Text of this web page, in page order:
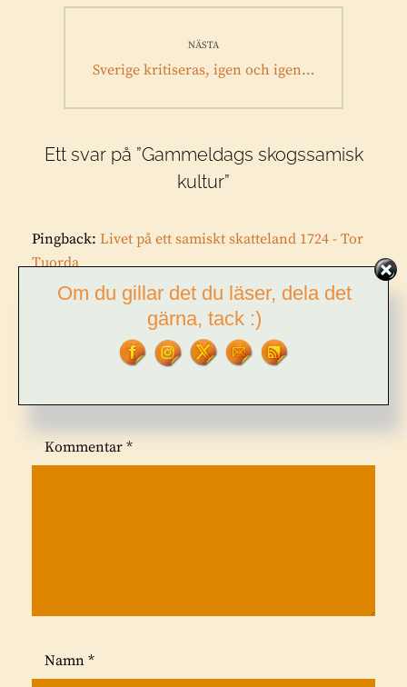
NÄSTA
Nästa
Sverige kritiseras, igen och igen…
Ett svar på ”Gammeldags skogssamisk
kultur”
Pingback: Livet på ett samiskt skatteland 1724 - Tor
Tuorda
LÄMNA ETT SVAR
märkta*
Kommentar *
Namn *
Om du gillar det du läser, dela det
gärna, tack :)